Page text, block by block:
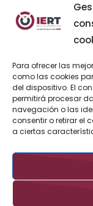
Para ofrecer las
como las cookies
del dispositivo. El
permitirá procesar
navegación o las
consentir o retirar el
a ciertas
24
BUSCAR AHORA